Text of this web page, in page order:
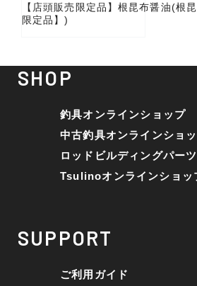
【店頭販売限定品】根昆布醤油(根
限定品】)
SHOP
釣具オンラインショップ
中古釣具オンラインショ
ロッドビルディングパー
Tsulinoオンラインショッ
SUPPORT
ご利用ガイド